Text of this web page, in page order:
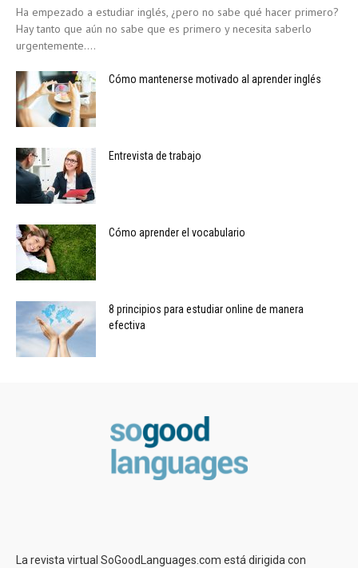
Ha empezado a estudiar inglés, ¿pero no sabe qué hacer primero?
Hay tanto que aún no sabe que es primero y necesita saberlo
urgentemente....
Cómo mantenerse motivado al aprender inglés
Entrevista de trabajo
Cómo aprender el vocabulario
8 principios para estudiar online de manera
efectiva
La revista virtual SoGoodLanguages.com está dirigida con